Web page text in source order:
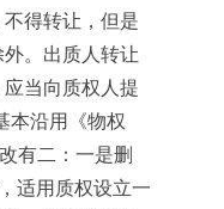
得转让，但是
。出质人转让
当向质权人提
本沿用《物权
有二：一是删
适用质权设立一